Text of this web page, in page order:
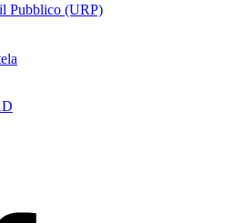
Pubblico (URP)